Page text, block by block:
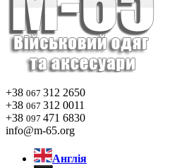
+38 067 312 2650
+38 067 312 0011
+38 097 471 6830
info@m-65.org
Англія